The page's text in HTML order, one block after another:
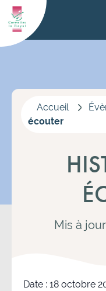
Accueil
écouter
Mis à
Date : 18 octobre